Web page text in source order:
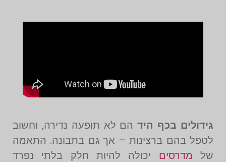
גידולים בכף הידהם לא תופעה נדירה, וחשוב
לטפל בהם ברצינות – אך גם בתבונה. התאמה
של מדרסים יכולה להיות חלק בלתי נפרד